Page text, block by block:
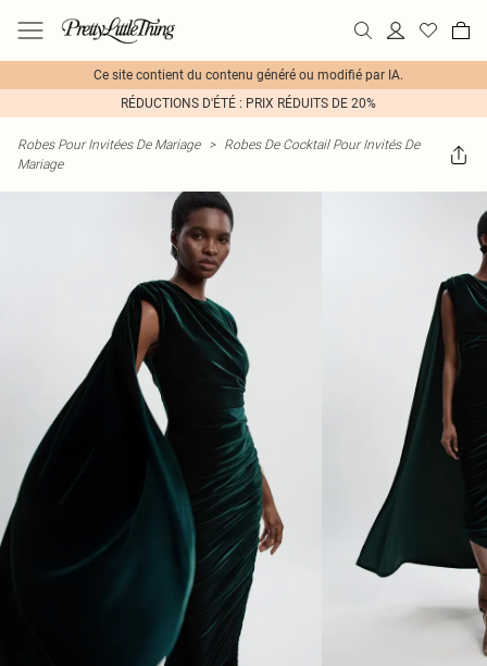
Ce site contient du contenu généré ou modifié par IA.
RÉDUCTIONS D'ÉTÉ : PRIX RÉDUITS DE 20%
Robes Pour Invitées De Mariage > Robes De Cocktail Pour Invités De
Mariage